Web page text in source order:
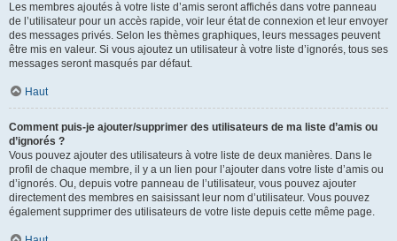
Les membres ajoutés à votre liste d’amis seront affichés dans votre panneau
de l’utilisateur pour un accès rapide, voir leur état de connexion et leur envoyer
des messages privés. Selon les thèmes graphiques, leurs messages peuvent
être mis en valeur. Si vous ajoutez un utilisateur à votre liste d’ignorés, tous ses
messages seront masqués par défaut.
Haut
Comment puis-je ajouter/supprimer des utilisateurs de ma liste d’amis ou
d’ignorés ?
Vous pouvez ajouter des utilisateurs à votre liste de deux manières. Dans le
profil de chaque membre, il y a un lien pour l’ajouter dans votre liste d’amis ou
d’ignorés. Ou, depuis votre panneau de l’utilisateur, vous pouvez ajouter
directement des membres en saisissant leur nom d’utilisateur. Vous pouvez
également supprimer des utilisateurs de votre liste depuis cette même page.